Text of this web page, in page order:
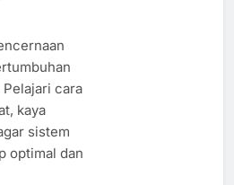
Pelajari cara
kaya
sistem
optimal dan